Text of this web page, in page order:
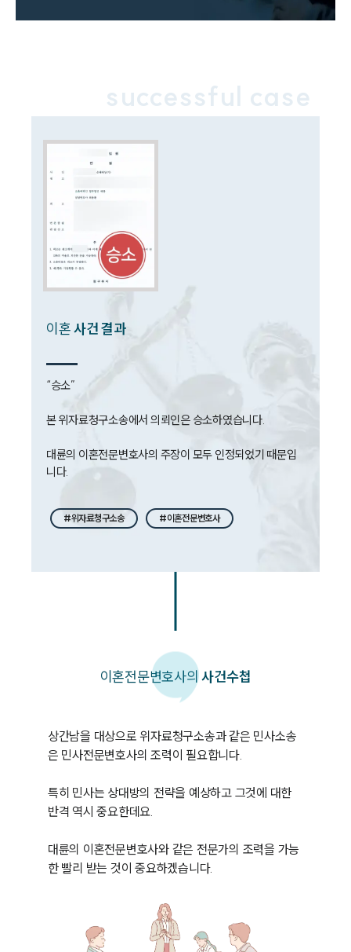
이혼전문변호사
법률서식
뉴스레터/브로슈어
대륜법률상담예약
successful case
이혼사건 결과
“승소”
본 위자료청구소송에서 의뢰인은 승소하였습니다.
대륜의 이혼전문변호사의 주장이 모두 인정되었기 때문입
니다.
#위자료청구소송 #이혼전문변호사
이혼전문변호사의사건수첩
상간남을 대상으로 위자료청구소송과 같은 민사소송
은 민사전문변호사의 조력이 필요합니다.
특히 민사는 상대방의 전략을 예상하고 그것에 대한
반격 역시 중요한데요.
대륜의 이혼전문변호사와 같은 전문가의 조력을 가능
한 빨리 받는 것이 중요하겠습니다.